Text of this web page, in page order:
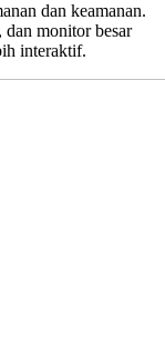
dan keamanan.
monitor besar
interaktif.